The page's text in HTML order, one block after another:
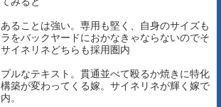
ることは強い。専用も堅く、自身のサイズも
をバックヤードにおかなきゃならないのでそ
イネリネどちらも採用圏内
ルなテキスト。貫通並べて殴るか焼きに特化
築が変わってくる嫁。サイネリネが輝く嫁で
。